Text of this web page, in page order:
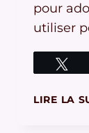
pour
utiliser
LIRE LA